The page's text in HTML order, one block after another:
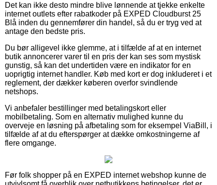
Det kan ikke desto mindre blive lønnende at tjekke enkelte
internet outlets efter rabatkoder på EXPED Cloudburst 25
Blå inden du gennemfører din handel, så du er tryg ved at
antage den bedste pris.
Du bør alligevel ikke glemme, at i tilfælde af at en internet
butik annoncerer varer til en pris der kan ses som mystisk
gunstig, så kan det undertiden være en indikator for en
uoprigtig internet handler. Køb med kort er dog inkluderet i et
reglement, der dækker køberen overfor svindlende
netshops.
Vi anbefaler bestillinger med betalingskort eller
mobilbetaling. Som en alternativ mulighed kunne du
overveje en løsning på afbetaling som for eksempel ViaBill, i
tilfælde af at du efterspørger at dække omkostningerne af
flere omgange.
Før folk shopper på en EXPED internet webshop kunne de